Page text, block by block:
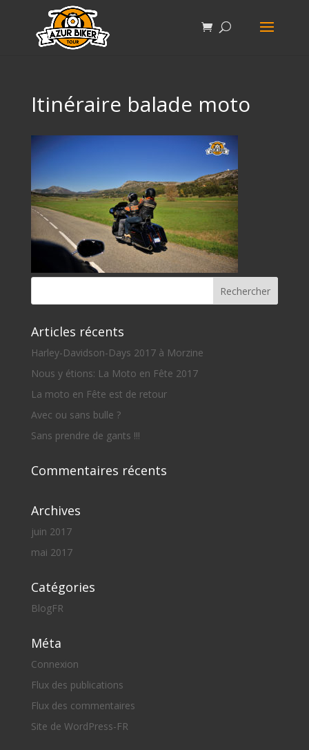
Itinéraire balade moto
Articles récents
Harley-Davidson-Days 2017 à Morzine
Nous y étions: La Moto en Fête 2017
La moto en Fête est de retour
Avec ou sans bulle ?
Sans prendre de gants !!!
Commentaires récents
Archives
juin 2017
mai 2017
Catégories
BlogFR
Méta
Connexion
Flux des publications
Flux des commentaires
Site de WordPress-FR